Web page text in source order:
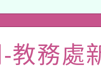
講師名單
會函釋公
教務處